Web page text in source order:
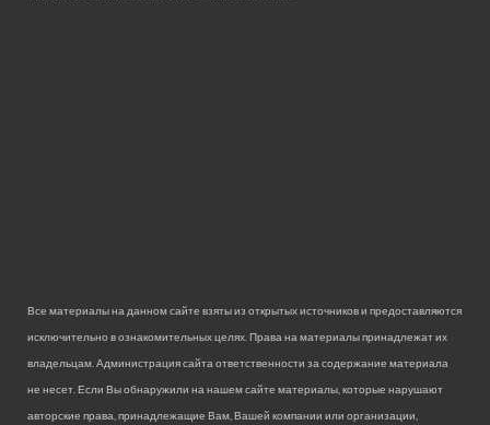
Все материалы на данном сайте взяты из открытых источников и предоставляются
исключительно в ознакомительных целях. Права на материалы принадлежат их
владельцам. Администрация сайта ответственности за содержание материала
не несет. Если Вы обнаружили на нашем сайте материалы, которые нарушают
авторские права, принадлежащие Вам, Вашей компании или организации,